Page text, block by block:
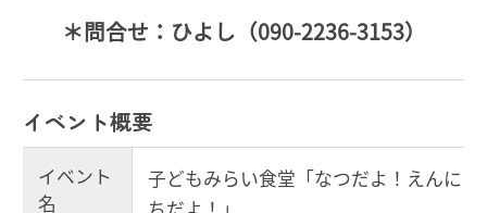
＊問合せ：ひよし（090-2236-3153）
イベント概要
イベント
名
子どもみらい食堂「なつだよ！えんに